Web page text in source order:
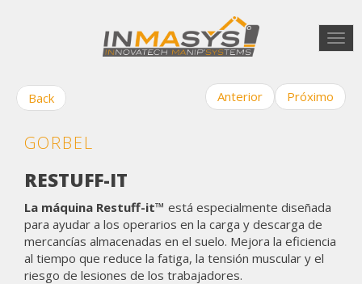
Back Anterior Próximo
GORBEL
RESTUFF-IT
La máquina Restuff-it™ está especialmente diseñada
para ayudar a los operarios en la carga y descarga de
mercancías almacenadas en el suelo. Mejora la eficiencia
al tiempo que reduce la fatiga, la tensión muscular y el
riesgo de lesiones de los trabajadores.